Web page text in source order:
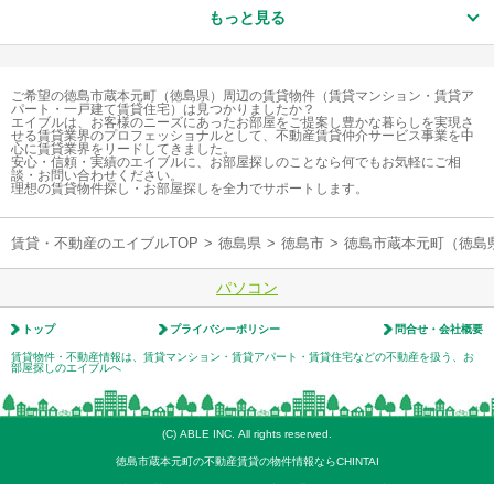
もっと見る
ご希望の徳島市蔵本元町（徳島県）周辺の賃貸物件（賃貸マンション・賃貸ア
パート・一戸建て賃貸住宅）は見つかりましたか？
エイブルは、お客様のニーズにあったお部屋をご提案し豊かな暮らしを実現さ
せる賃貸業界のプロフェッショナルとして、不動産賃貸仲介サービス事業を中
心に賃貸業界をリードしてきました。
安心・信頼・実績のエイブルに、お部屋探しのことなら何でもお気軽にご相
談・お問い合わせください。
理想の賃貸物件探し・お部屋探しを全力でサポートします。
賃貸・不動産のエイブルTOP > 徳島県 > 徳島市 > 徳島市蔵本元町（徳島
パソコン
トップ プライバシーポリシー 問合せ・会社概要
賃貸物件・不動産情報は、賃貸マンション・賃貸アパート・賃貸住宅などの不動産を扱う、お
部屋探しのエイブルへ
(C) ABLE INC. All rights reserved.
徳島市蔵本元町の不動産賃貸の物件情報ならCHINTAI